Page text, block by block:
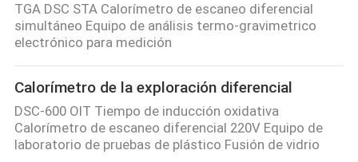
TGA DSC STA Calorímetro de escaneo diferencial
simultáneo Equipo de análisis termo-gravimetrico
electrónico para medición
Calorímetro de la exploración diferencial
DSC-600 OIT Tiempo de inducción oxidativa
Calorímetro de escaneo diferencial 220V Equipo de
laboratorio de pruebas de plástico Fusión de vidrio